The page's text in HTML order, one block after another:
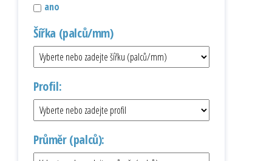
ano
Šířka (palců/mm)
Profil:
Průměr (palců):